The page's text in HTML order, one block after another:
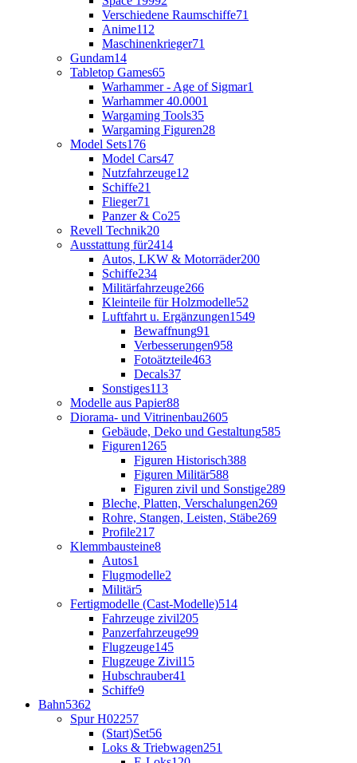
Verschiedene Raumschiffe71
Anime112
Maschinenkrieger71
Gundam14
Tabletop Games65
Warhammer - Age of Sigmar1
Warhammer 40.0001
Wargaming Tools35
Wargaming Figuren28
Model Sets176
Model Cars47
Nutzfahrzeuge12
Schiffe21
Flieger71
Panzer & Co25
Revell Technik20
Ausstattung für2414
Autos, LKW & Motorräder200
Schiffe234
Militärfahrzeuge266
Kleinteile für Holzmodelle52
Luftfahrt u. Ergänzungen1549
Bewaffnung91
Verbesserungen958
Fotoätzteile463
Decals37
Sonstiges113
Modelle aus Papier88
Diorama- und Vitrinenbau2605
Gebäude, Deko und Gestaltung585
Figuren1265
Figuren Historisch388
Figuren Militär588
Figuren zivil und Sonstige289
Bleche, Platten, Verschalungen269
Rohre, Stangen, Leisten, Stäbe269
Profile217
Klemmbausteine8
Autos1
Flugmodelle2
Militär5
Fertigmodelle (Cast-Modelle)514
Fahrzeuge zivil205
Panzerfahrzeuge99
Flugzeuge145
Flugzeuge Zivil15
Hubschrauber41
Schiffe9
Bahn5362
Spur H02257
(Start)Set56
Loks & Triebwagen251